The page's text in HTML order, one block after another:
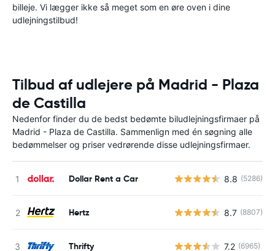
billeje. Vi lægger ikke så meget som en øre oven i dine
udlejningstilbud!
Tilbud af udlejere på Madrid - Plaza
de Castilla
Nedenfor finder du de bedst bedømte biludlejningsfirmaer på
Madrid - Plaza de Castilla. Sammenlign med én søgning alle
bedømmelser og priser vedrørende disse udlejningsfirmaer.
Dollar Rent a Car 8.8 (5286)
Hertz 8.7 (8807)
Thrifty 7.2 (6965)